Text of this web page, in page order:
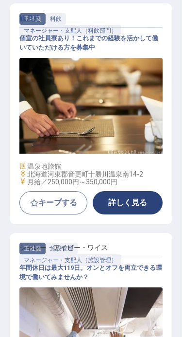
正社員
料飲
マネージャー・支配人（料飲部門）
レストランマネージャー候補
観月苑
個室の社員寮あり！これまでの経験を活かして働
いていただける方を募集中
施設業態
温泉地旅館
勤務地
北海道河東郡音更町十勝川温泉南14-2
給与
月給／250,000円～ 350,000円
キープする 詳しく見る
正社員
施設管理
マネージャー・支配人（施設管理）
シャレー・アイビー・ワイス
年間休日は最大119日。オンとオフを両立できる環
境で働いてみませんか？